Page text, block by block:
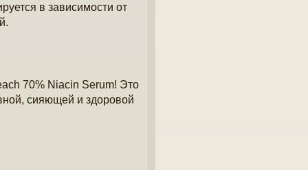
в зависимости от
70% Niacin Serum! Это
сияющей и здоровой